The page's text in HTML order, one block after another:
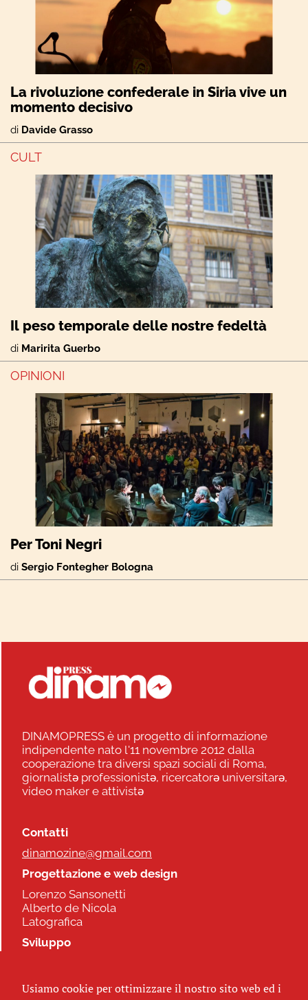
La rivoluzione confederale in Siria vive un
momento decisivo
di Davide Grasso
CULT
Il peso temporale delle nostre fedeltà
di Maririta Guerbo
OPINIONI
Per Toni Negri
di Sergio Fontegher Bologna
DINAMOPRESS è un progetto di informazione
indipendente nato l'11 novembre 2012 dalla
cooperazione tra diversi spazi sociali di Roma,
giornalistə professionistə, ricercatorə universitarə,
video maker e attivistə
Contatti
dinamozine@gmail.com
Progettazione e web design
Lorenzo Sansonetti
Alberto de Nicola
Latografica
Sviluppo
Usiamo cookie per ottimizzare il nostro sito web ed i